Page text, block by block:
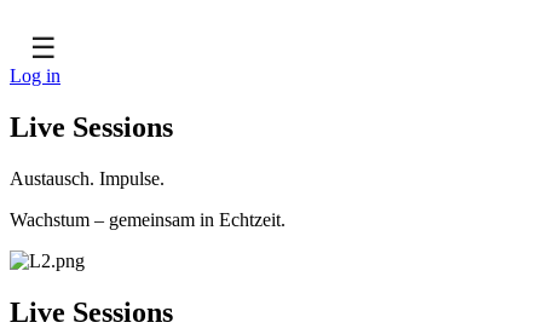
☰
Log in
Live Sessions
Austausch. Impulse.
Wachstum – gemeinsam in Echtzeit.
Live Sessions